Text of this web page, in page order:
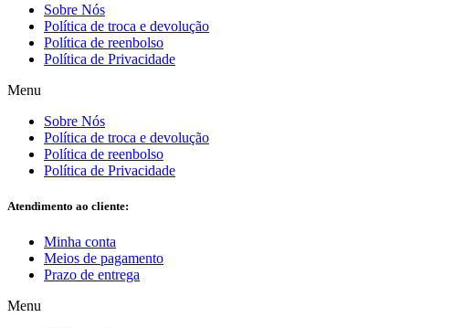
Sobre Nós
Política de troca e devolução
Política de reenbolso
Política de Privacidade
Menu
Sobre Nós
Política de troca e devolução
Política de reenbolso
Política de Privacidade
Atendimento ao cliente:
Minha conta
Meios de pagamento
Prazo de entrega
Menu